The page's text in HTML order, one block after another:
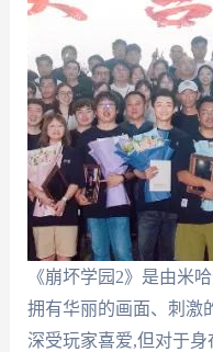
《崩坏学园2》是由米
拥有华丽的画面、刺激
深受玩家喜爱,但对于